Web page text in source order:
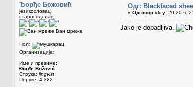
Ђорђе Божовић
језикословац
староседелац
Ван мреже
Пол:
Организација:
Име и презиме:
Đorđe Božović
Струка: lingvist
Поруке: 4.322
Одг: Blackfaced
« Одговор #5 у: 20.20 ч.
Jako je dopadljiva.